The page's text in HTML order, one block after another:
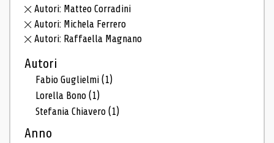
Autori: Matteo Corradini
Autori: Michela Ferrero
Autori: Raffaella Magnano
Autori
Fabio Guglielmi(1)
Lorella Bono(1)
Stefania Chiavero(1)
Anno